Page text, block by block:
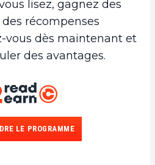
lisez, gagnez des
récompenses
vous dès maintenant et
des avantages.
LE PROGRAMME